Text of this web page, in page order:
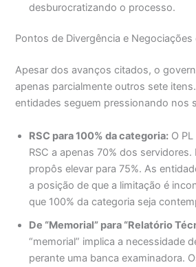
desburocratizando o processo.
Pontos de Divergência e
Apesar dos avanços citados, o
apenas parcialmente outros sete
entidades seguem pressionando nos
RSC para 100% da categoria: O
RSC a apenas 70% dos servidores.
propôs elevar para 75%. As
a posição de que a limitação é
que 100% da categoria seja
De “Memorial” para “Relatório
“memorial” implica a necessidade
perante uma banca examinadora.